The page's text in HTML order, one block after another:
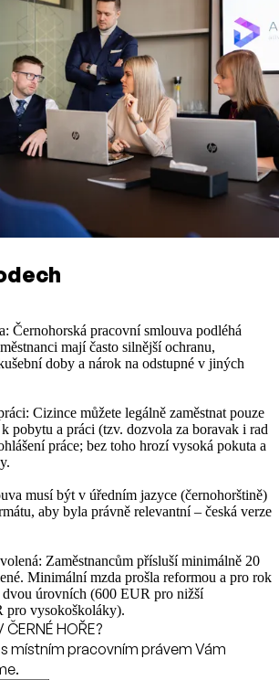
Černohorská pracovní smlouva podléhá
mají často silnější ochranu,
doby a nárok na odstupné v jiných
Cizince můžete legálně zaměstnat pouze
pobytu a práci (tzv. dozvola za boravak i rad
práce; bez toho hrozí vysoká pokuta a
musí být v úředním jazyce (černohorštině)
aby byla právně relevantní – česká verze
Zaměstnancům přísluší minimálně 20
Minimální mzda prošla reformou a pro rok
dvou úrovních (600 EUR pro nižší
pro vysokoškoláky).
HOŘE?
místním pracovním právem Vám